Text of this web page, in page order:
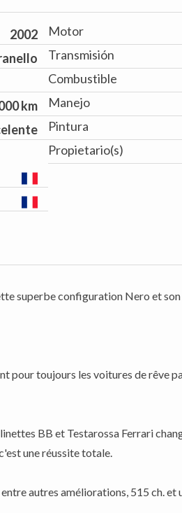
2002
km
Motor
Transmisión
Combustible
Manejo
Pintura
Propietario(s)
superbe configuration Nero et
pour toujours les voitures de rêve
BB et Testarossa Ferrari
une réussite totale.
autres améliorations, 515 ch.